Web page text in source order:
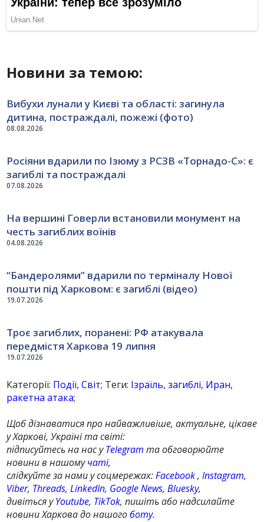
Новини за темою:
08.08.2026
Вибухи лунали у Києві та області: загинула
дитина, постраждалі, пожежі (фото)
07.08.2026
Росіяни вдарили по Ізюму з РСЗВ «Торнадо-С»: є
загиблі та постраждалі
04.08.2026
На вершині Говерли встановили монумент на
честь загиблих воїнів
19.07.2026
“Бандеролями” вдарили по терміналу Нової
пошти під Харковом: є загиблі (відео)
19.07.2026
Троє загиблих, поранені: РФ атакувала
передмістя Харкова 19 липня
Категорії: Події,Світ; Теги: Ізраїль,загиблі, Иран,
ракетна атака;
Щоб дізнаватися про найважливіше, актуальне, цікаве
у Харкові, Україні та світі:
підписуйтесь на нас уTelegram та обговорюйте
новини в нашомучаті,
слідкуйте за нами у соцмережах:Facebook,Instagram,
Viber, Threads,LinkedIn, Google News,Bluesky,
дивіться уYoutube, TikTok, пишіть або надсилайте
новини Харкова до нашогоботу.